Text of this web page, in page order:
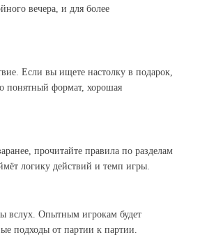
вечера, и для более
Если вы ищете настолку в подарок,
понятный формат, хорошая
прочитайте правила по разделам
логику действий и темп игры.
вслух. Опытным игрокам будет
подходы от партии к партии.